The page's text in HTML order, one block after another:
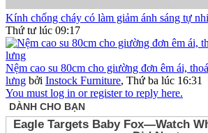
Kính chống cháy có làm giảm ánh sáng tự
Thứ tư lúc 09:17
Nệm cao su 80cm cho giường đơn êm ái,
lưng bởi Instock Furniture, Thứ ba lúc 16:31
You must log in or register to reply here.